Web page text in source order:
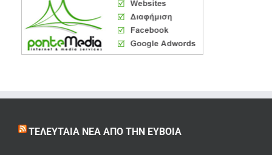
ΤΕΛΕΥΤΑΊΑ ΝΈΑ ΑΠΌ ΤΗΝ ΕΎΒΟΙΑ